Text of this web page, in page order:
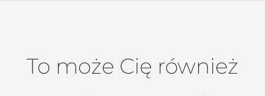
To może Cię również